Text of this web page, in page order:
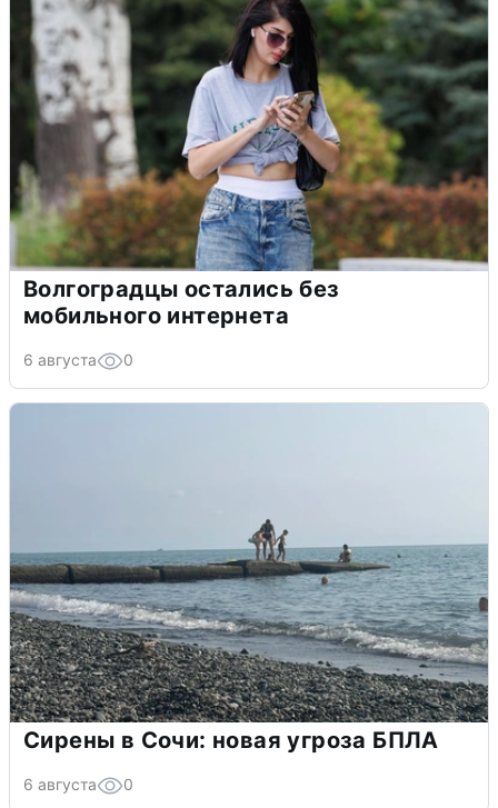
Волгоградцы остались без
мобильного интернета
6 августа 0
Сирены в Сочи: новая угроза БПЛА
6 августа 0